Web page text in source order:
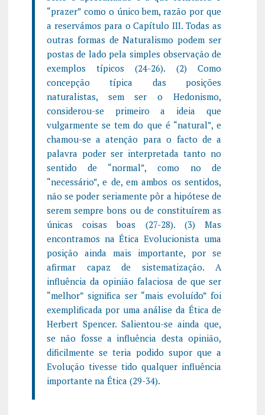
“prazer” como o único bem, razão por que
a reservámos para o Capítulo III. Todas as
outras formas de Naturalismo podem ser
postas de lado pela simples observação de
exemplos típicos (24-26). (2) Como
concepção típica das posições
naturalistas, sem ser o Hedonismo,
considerou-se primeiro a ideia que
vulgarmente se tem do que é “natural”, e
chamou-se a atenção para o facto de a
palavra poder ser interpretada tanto no
sentido de “normal”, como no de
“necessário”, e de, em ambos os sentidos,
não se poder seriamente pôr a hipótese de
serem sempre bons ou de constituírem as
únicas coisas boas (27-28). (3) Mas
encontramos na Ética Evolucionista uma
posição ainda mais importante, por se
afirmar capaz de sistematização. A
influência da opinião falaciosa de que ser
“melhor” significa ser “mais evoluído” foi
exemplificada por uma análise da Ética de
Herbert Spencer. Salientou-se ainda que,
se não fosse a influência desta opinião,
dificilmente se teria podido supor que a
Evolução tivesse tido qualquer influência
importante na Ética (29-34).